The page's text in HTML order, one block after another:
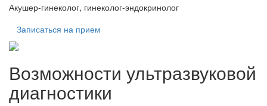
Акушер-гинеколог, гинеколог-эндокринолог
Записаться на прием
Возможности ультразвуковой
диагностики